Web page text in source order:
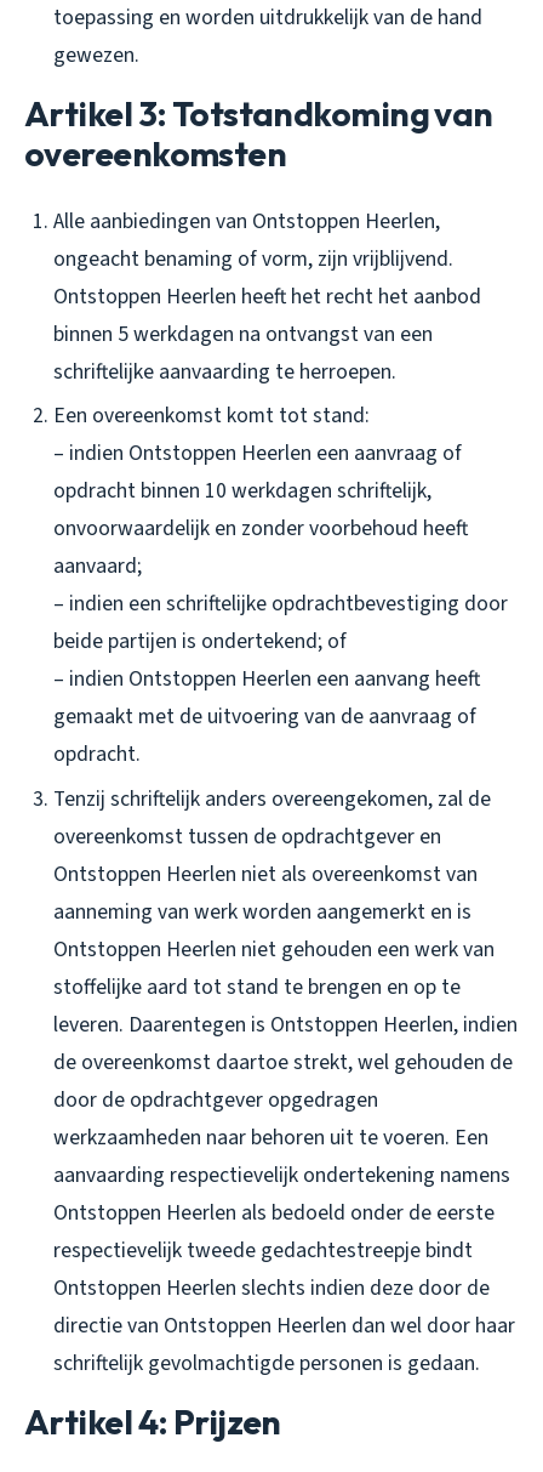
toepassing en worden uitdrukkelijk van de hand
gewezen.
Artikel 3: Totstandkoming van
overeenkomsten
Alle aanbiedingen van Ontstoppen Heerlen,
ongeacht benaming of vorm, zijn vrijblijvend.
Ontstoppen Heerlen heeft het recht het aanbod
binnen 5 werkdagen na ontvangst van een
schriftelijke aanvaarding te herroepen.
Een overeenkomst komt tot stand:
– indien Ontstoppen Heerlen een aanvraag of
opdracht binnen 10 werkdagen schriftelijk,
onvoorwaardelijk en zonder voorbehoud heeft
aanvaard;
– indien een schriftelijke opdrachtbevestiging door
beide partijen is ondertekend; of
– indien Ontstoppen Heerlen een aanvang heeft
gemaakt met de uitvoering van de aanvraag of
opdracht.
Tenzij schriftelijk anders overeengekomen, zal de
overeenkomst tussen de opdrachtgever en
Ontstoppen Heerlen niet als overeenkomst van
aanneming van werk worden aangemerkt en is
Ontstoppen Heerlen niet gehouden een werk van
stoffelijke aard tot stand te brengen en op te
leveren. Daarentegen is Ontstoppen Heerlen, indien
de overeenkomst daartoe strekt, wel gehouden de
door de opdrachtgever opgedragen
werkzaamheden naar behoren uit te voeren. Een
aanvaarding respectievelijk ondertekening namens
Ontstoppen Heerlen als bedoeld onder de eerste
respectievelijk tweede gedachtestreepje bindt
Ontstoppen Heerlen slechts indien deze door de
directie van Ontstoppen Heerlen dan wel door haar
schriftelijk gevolmachtigde personen is gedaan.
Artikel 4: Prijzen